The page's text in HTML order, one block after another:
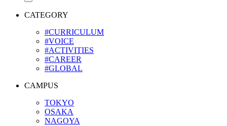
CATEGORY
#CURRICULUM
#VOICE
#ACTIVITIES
#CAREER
#GLOBAL
CAMPUS
TOKYO
OSAKA
NAGOYA